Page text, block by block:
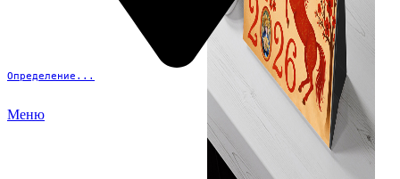
Определение...
Меню